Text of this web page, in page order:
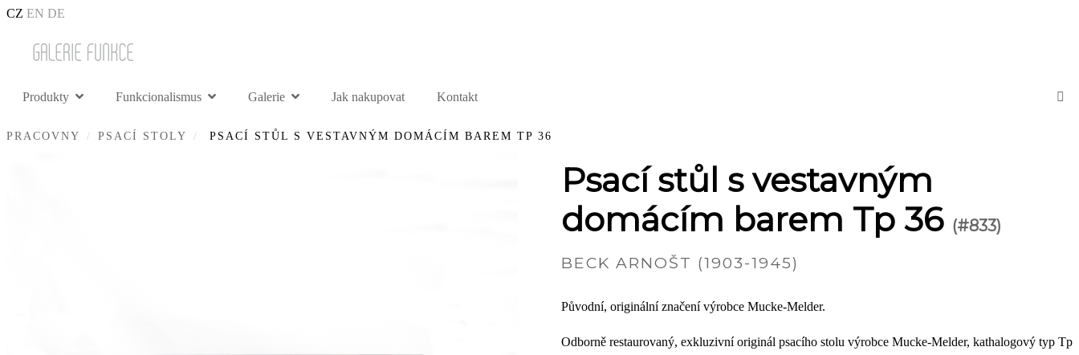
CZ EN DE
Produkty Funkcionalismus Galerie Jak nakupovat Kontakt
PRACOVNY PSACÍ STOLY PSACÍ STŮL S VESTAVNÝM DOMÁCÍM BAREM TP 36
Psací stůl s vestavným
domácím barem Tp 36 (#833)
BECK ARNOŠT (1903-1945)
Původní, originální značení výrobce Mucke-Melder.
Odborně restaurovaný, exkluzivní originál psacího stolu výrobce Mucke-Melder, kathalogový typ Tp